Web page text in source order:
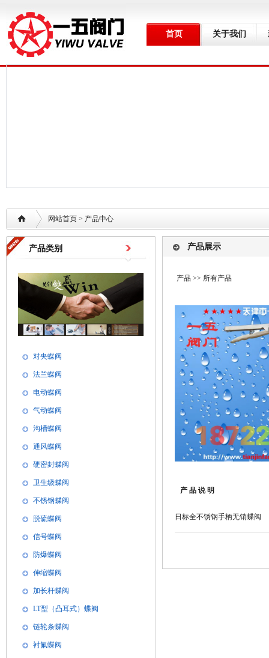
首页 关于我们
网站首页 > 产品中心
产品类别
对夹蝶阀
法兰蝶阀
电动蝶阀
气动蝶阀
沟槽蝶阀
通风蝶阀
硬密封蝶阀
卫生级蝶阀
不锈钢蝶阀
脱硫蝶阀
信号蝶阀
防爆蝶阀
伸缩蝶阀
加长杆蝶阀
LT型（凸耳式）蝶阀
链轮条蝶阀
衬氟蝶阀
产品展示
产品 >> 所有产品
产 品 说 明
日标全不锈钢手柄无销蝶阀